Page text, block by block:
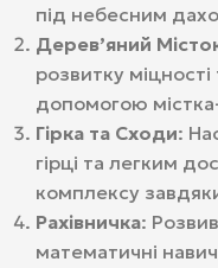
під небесним
Дерев’яний
розвитку міцності
допомогою
Гірка та Сходи:
гірці та легким
комплексу
Рахівничка:
математичні